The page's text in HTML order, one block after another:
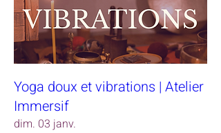
Yoga doux et vibrations | Atelier
Immersif
dim. 03 janv.